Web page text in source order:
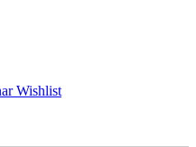
Wishlist